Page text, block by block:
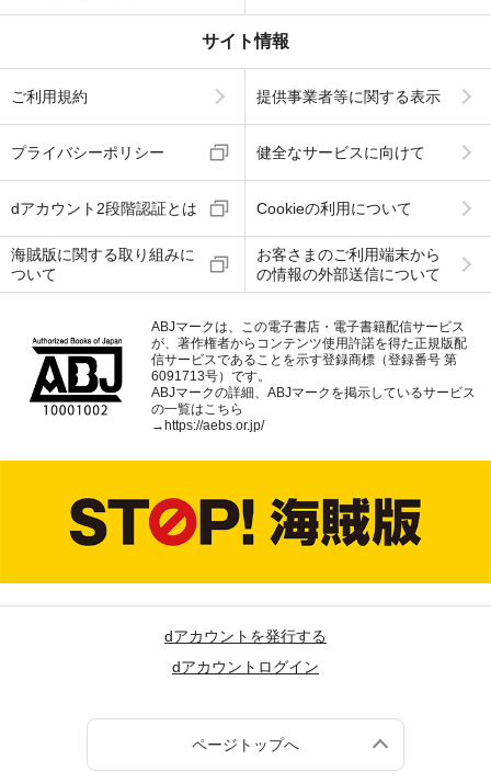
サイト情報
ご利用規約 提供事業者等に関する表示
プライバシーポリシー 健全なサービスに向けて
dアカウント2段階認証とは Cookieの利用について
海賊版に関する取り組みに
ついて
お客さまのご利用端末から
の情報の外部送信について
ABJマークは、この電子書店・電子書籍配信サービス
が、著作権者からコンテンツ使用許諾を得た正規版配
信サービスであることを示す登録商標（登録番号 第
6091713号）です。
ABJマークの詳細、ABJマークを掲示しているサービス
の一覧はこちら
→ https://aebs.or.jp/
dアカウントを発行する
dアカウントログイン
ページトップへ